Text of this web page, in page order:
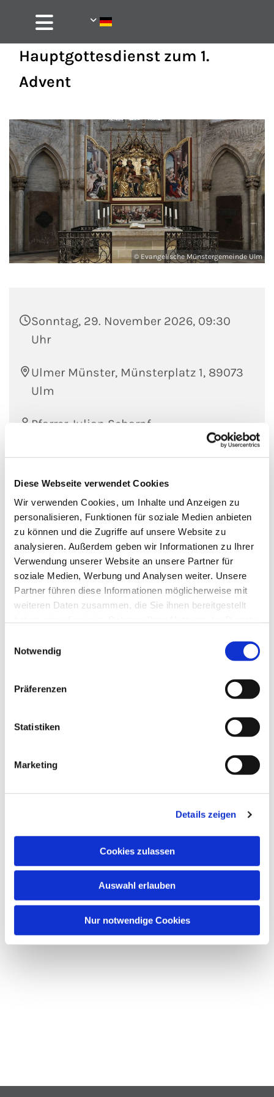
Diese Webseite verwendet Cookies
Wir verwenden Cookies, um Inhalte und Anzeigen zu
personalisieren, Funktionen für soziale Medien anbieten
zu können und die Zugriffe auf unsere Website zu
analysieren. Außerdem geben wir Informationen zu Ihrer
Verwendung unserer Website an unsere Partner für
soziale Medien, Werbung und Analysen weiter. Unsere
Partner führen diese Informationen möglicherweise mit
weiteren Daten zusammen, die Sie ihnen bereitgestellt
Notwendig
Präferenzen
Statistiken
Marketing
Details zeigen
Cookies zulassen
Auswahl erlauben
Nur notwendige Cookies
Hauptgottesdienst zum 1.
Advent
© Evangelische Münstergemeinde Ulm
Sonntag, 29. November 2026, 09:30
Uhr
Ulmer Münster, Münsterplatz 1, 89073
Ulm
Pfarrer Julian Scharpf
Dies könnte Sie auch